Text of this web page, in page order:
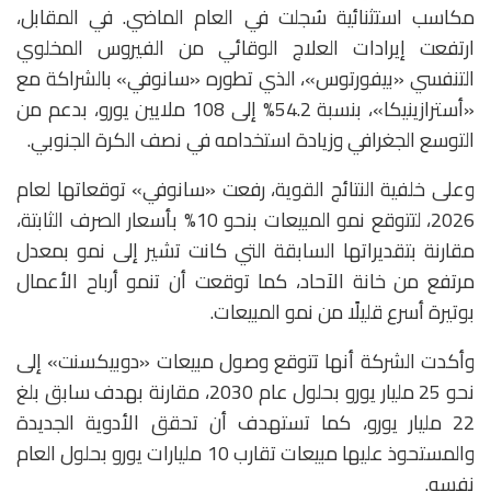
مكاسب استثنائية سُجلت في العام الماضي. في المقابل،
ارتفعت إيرادات العلاج الوقائي من الفيروس المخلوي
التنفسي «بيفورتوس»، الذي تطوره «سانوفي» بالشراكة مع
«أسترازينيكا»، بنسبة 54.2% إلى 108 ملايين يورو، بدعم من
التوسع الجغرافي وزيادة استخدامه في نصف الكرة الجنوبي.
وعلى خلفية النتائج القوية، رفعت «سانوفي» توقعاتها لعام
2026، لتتوقع نمو المبيعات بنحو 10% بأسعار الصرف الثابتة،
مقارنة بتقديراتها السابقة التي كانت تشير إلى نمو بمعدل
مرتفع من خانة الآحاد، كما توقعت أن تنمو أرباح الأعمال
بوتيرة أسرع قليلًا من نمو المبيعات.
وأكدت الشركة أنها تتوقع وصول مبيعات «دوبيكسنت» إلى
نحو 25 مليار يورو بحلول عام 2030، مقارنة بهدف سابق بلغ
22 مليار يورو، كما تستهدف أن تحقق الأدوية الجديدة
والمستحوذ عليها مبيعات تقارب 10 مليارات يورو بحلول العام
نفسه.